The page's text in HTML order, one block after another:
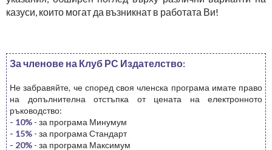
казуси, които могат да възникнат в работата Ви!
За членове на Клуб РС Издателство:
Не забравяйте, че според своя членска програма имате право
на допълнителна отстъпка от цената на електронното
ръководство:
- 10% - за програма Минумум
- 15% - за програма Стандарт
- 20% - за програма Максимум